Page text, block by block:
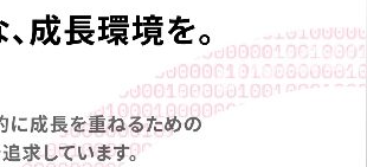
成長環境を。
に成長を重ねるための
求しています。